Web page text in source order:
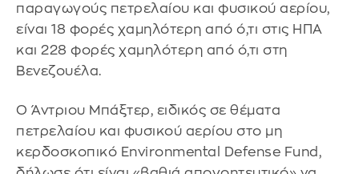
παραγωγούς πετρελαίου και φυσικού αερίου,
είναι 18 φορές χαμηλότερη από ό,τι στις ΗΠΑ
και 228 φορές χαμηλότερη από ό,τι στη
Βενεζουέλα.
Ο Άντριου Μπάξτερ, ειδικός σε θέματα
πετρελαίου και φυσικού αερίου στο μη
κερδοσκοπικό Environmental Defense Fund,